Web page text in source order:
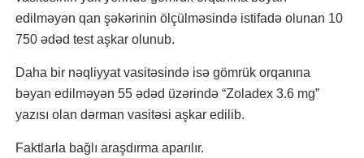
edilməyən qan şəkərinin ölçülməsində istifadə olunan 10
750 ədəd test aşkar olunub.
Daha bir nəqliyyat vasitəsində isə gömrük orqanına
bəyan edilməyən 55 ədəd üzərində “Zoladex 3.6 mg”
yazısı olan dərman vasitəsi aşkar edilib.
Faktlarla bağlı araşdırma aparılır.